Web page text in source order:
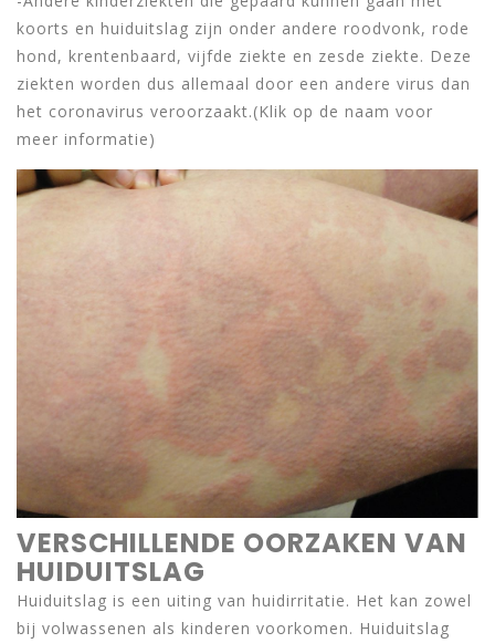
koorts en huiduitslag zijn onder andere roodvonk, rode
hond, krentenbaard, vijfde ziekte en zesde ziekte. Deze
ziekten worden dus allemaal door een andere virus dan
het coronavirus veroorzaakt.(Klik op de naam voor
meer informatie)
VERSCHILLENDE OORZAKEN VAN
HUIDUITSLAG
Huiduitslag is een uiting van huidirritatie. Het kan zowel
bij volwassenen als kinderen voorkomen. Huiduitslag